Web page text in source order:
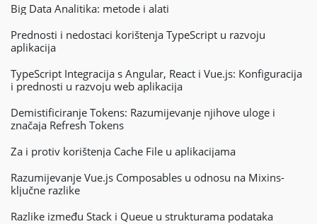
Big Data Analitika: metode i alati
Prednosti i nedostaci korištenja TypeScript u razvoju
aplikacija
TypeScript Integracija s Angular, React i Vue.js: Konfiguracija
i prednosti u razvoju web aplikacija
Demistificiranje Tokens: Razumijevanje njihove uloge i
značaja Refresh Tokens
Za i protiv korištenja Cache File u aplikacijama
Razumijevanje Vue.js Composables u odnosu na Mixins-
ključne razlike
Razlike između Stack i Queue u strukturama podataka